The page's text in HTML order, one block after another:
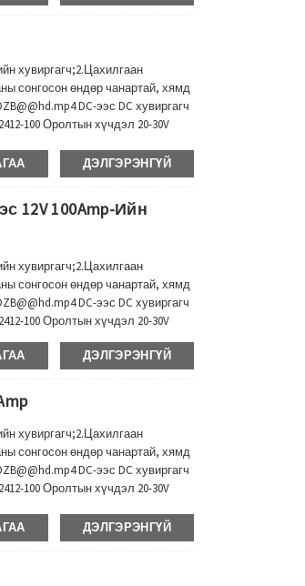
хувиргагч;2.Цахилгаан
сонгосон өндөр чанартай, хямд
DC-ээс DC хувиргагч
100 Оролтын хүчдэл 20-30V
ДЭЛГЭРЭНГҮЙ
12V 100Amp-Ийн
хувиргагч;2.Цахилгаан
сонгосон өндөр чанартай, хямд
DC-ээс DC хувиргагч
100 Оролтын хүчдэл 20-30V
ДЭЛГЭРЭНГҮЙ
хувиргагч;2.Цахилгаан
сонгосон өндөр чанартай, хямд
DC-ээс DC хувиргагч
100 Оролтын хүчдэл 20-30V
ДЭЛГЭРЭНГҮЙ